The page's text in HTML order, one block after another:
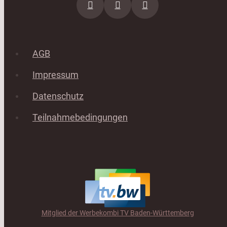
AGB
Impressum
Datenschutz
Teilnahmebedingungen
Mitglied der Werbekombi TV Baden-Württemberg